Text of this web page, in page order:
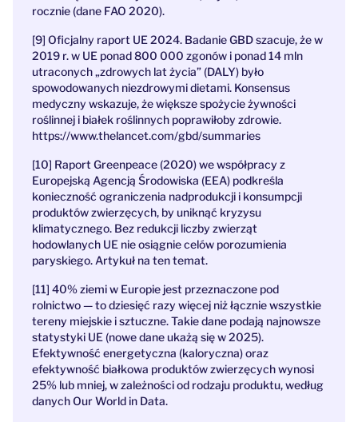
rocznie (dane FAO 2020).
[9] Oficjalny raport UE 2024. Badanie GBDszacuje, że w
2019 r. w UE ponad 800 000 zgonów i ponad 14 mln
utraconych „zdrowych lat życia” (DALY) było
spowodowanych niezdrowymi dietami. Konsensus
medyczny wskazuje, że większe spożycie żywności
roślinnej i białek roślinnych poprawiłoby zdrowie.
https://www.thelancet.com/gbd/summaries
[10] Raport Greenpeace (2020)we współpracy z
Europejską Agencją Środowiska (EEA) podkreśla
konieczność ograniczenia nadprodukcji i konsumpcji
produktów zwierzęcych, by uniknąć kryzysu
klimatycznego. Bez redukcji liczby zwierząt
hodowlanych UE nie osiągnie celów porozumienia
paryskiego. Artykuł na ten temat.
[11] 40% ziemi w Europie jest przeznaczone pod
rolnictwo — to dziesięć razy więcej niż łącznie wszystkie
tereny miejskie i sztuczne.Takie dane podają najnowsze
statystyki UE (nowe dane ukażą się w 2025).
Efektywność energetyczna (kaloryczna) oraz
efektywność białkowa produktów zwierzęcych wynosi
25% lub mniej, w zależności od rodzaju produktu, według
danychOur World in Data.